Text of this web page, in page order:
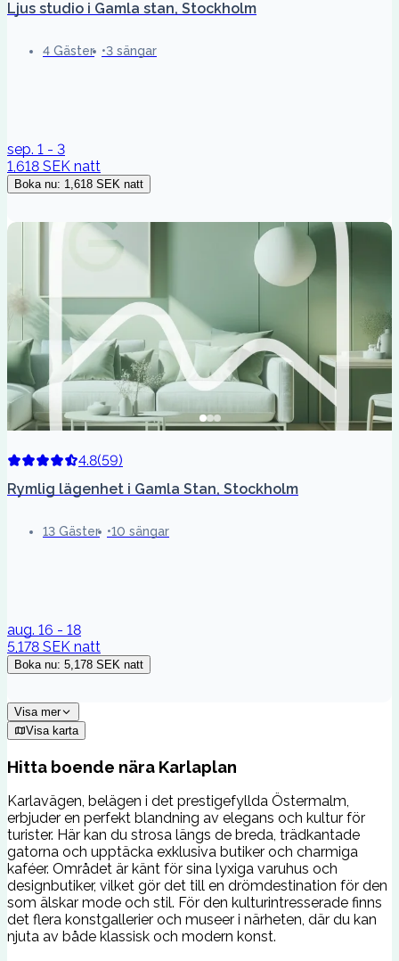
Ljus studio i Gamla stan, Stockholm
4 Gäster 3 sängar
sep. 1 - 3
1,618 SEK natt
Boka nu: 1,618 SEK natt
4.8(59)
Rymlig lägenhet i Gamla Stan, Stockholm
13 Gäster 10 sängar
aug. 16 - 18
5,178 SEK natt
Boka nu: 5,178 SEK natt
Visa mer
Visa karta
Hitta boende nära Karlaplan
Karlavägen, belägen i det prestigefyllda Östermalm,
erbjuder en perfekt blandning av elegans och kultur för
turister. Här kan du strosa längs de breda, trädkantade
gatorna och upptäcka exklusiva butiker och charmiga
kaféer. Området är känt för sina lyxiga varuhus och
designbutiker, vilket gör det till en drömdestination för den
som älskar mode och stil. För den kulturintresserade finns
det flera konstgallerier och museer i närheten, där du kan
njuta av både klassisk och modern konst.